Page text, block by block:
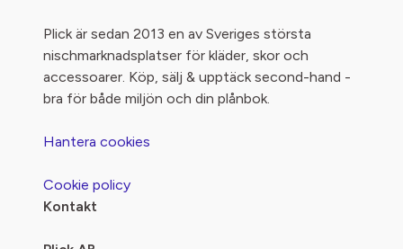
Plick är sedan 2013 en av Sveriges största
nischmarknadsplatser för kläder, skor och
accessoarer. Köp, sälj & upptäck second-hand -
bra för både miljön och din plånbok.
Hantera cookies
Cookie policy
Kontakt